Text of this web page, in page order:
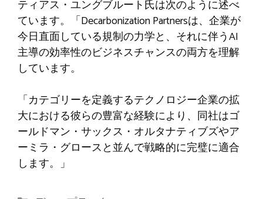
ティアス・ユングブルート氏は次のように述べ
ています。「Decarbonization Partnersは、企業が
今日直面している規制の力学と、それに伴うAI
主導の効率性のビジネスチャンスの両方を理解
しています。
「カテゴリーを定義するテクノロジー企業の拡
大における彼らの豊富な経験により、同社はゴ
ールドマン・サックス・オルタナティブズやア
ーミラ・グロースと並んで戦略的に完璧に適合
します。」